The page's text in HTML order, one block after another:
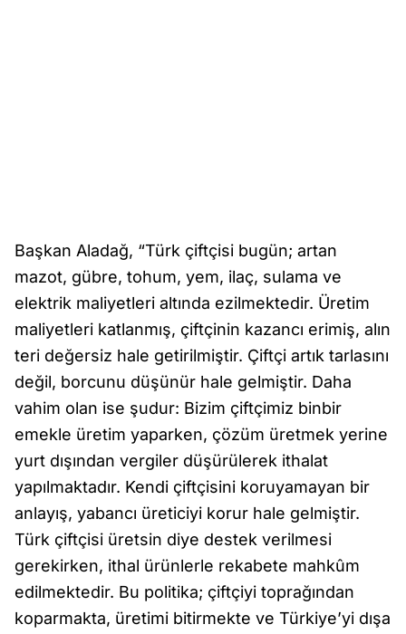
Başkan Aladağ, “Türk çiftçisi bugün; artan
mazot, gübre, tohum, yem, ilaç, sulama ve
elektrik maliyetleri altında ezilmektedir. Üretim
maliyetleri katlanmış, çiftçinin kazancı erimiş, alın
teri değersiz hale getirilmiştir. Çiftçi artık tarlasını
değil, borcunu düşünür hale gelmiştir. Daha
vahim olan ise şudur: Bizim çiftçimiz binbir
emekle üretim yaparken, çözüm üretmek yerine
yurt dışından vergiler düşürülerek ithalat
yapılmaktadır. Kendi çiftçisini koruyamayan bir
anlayış, yabancı üreticiyi korur hale gelmiştir.
Türk çiftçisi üretsin diye destek verilmesi
gerekirken, ithal ürünlerle rekabete mahkûm
edilmektedir. Bu politika; çiftçiyi toprağından
koparmakta, üretimi bitirmekte ve Türkiye’yi dışa